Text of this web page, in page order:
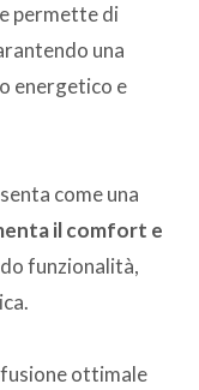
permette di
una
energetico e
come una
il comfort e
funzionalità,
ottimale